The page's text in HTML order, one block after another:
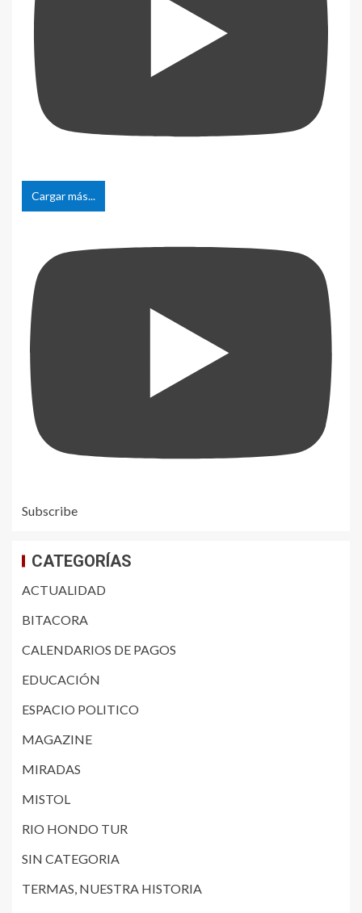
Cargar más...
Subscribe
CATEGORÍAS
ACTUALIDAD
BITACORA
CALENDARIOS DE PAGOS
EDUCACIÓN
ESPACIO POLITICO
MAGAZINE
MIRADAS
MISTOL
RIO HONDO TUR
SIN CATEGORIA
TERMAS, NUESTRA HISTORIA